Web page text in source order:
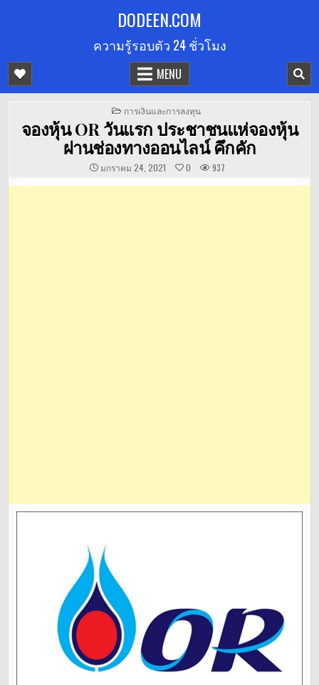
DODEEN.COM
ความรู้รอบตัว 24 ชั่วโมง
MENU
POSTED
IN
การเงินและการลงทุน
จองหุ้น OR วันแรก ประชาชนแห่จองหุ้น
ผ่านช่องทางออนไลน์ คึกคัก
มกราคม 24, 2021 0 937